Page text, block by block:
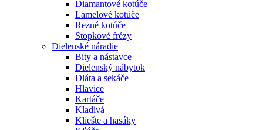
Diamantové kotúče
Lamelové kotúče
Rezné kotúče
Stopkové frézy
Dielenské náradie
Bity a nástavce
Dielenský nábytok
Dláta a sekáče
Hlavice
Kartáče
Kladivá
Kliešte a hasáky